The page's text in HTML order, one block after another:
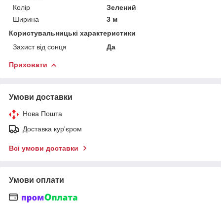
Колір
Зелений
Ширина
3 м
Користувальницькі характеристики
Захист від сонця
Да
Приховати
Умови доставки
Нова Пошта
Доставка кур'єром
Всі умови доставки
Умови оплати